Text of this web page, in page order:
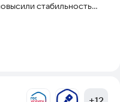
стабильность